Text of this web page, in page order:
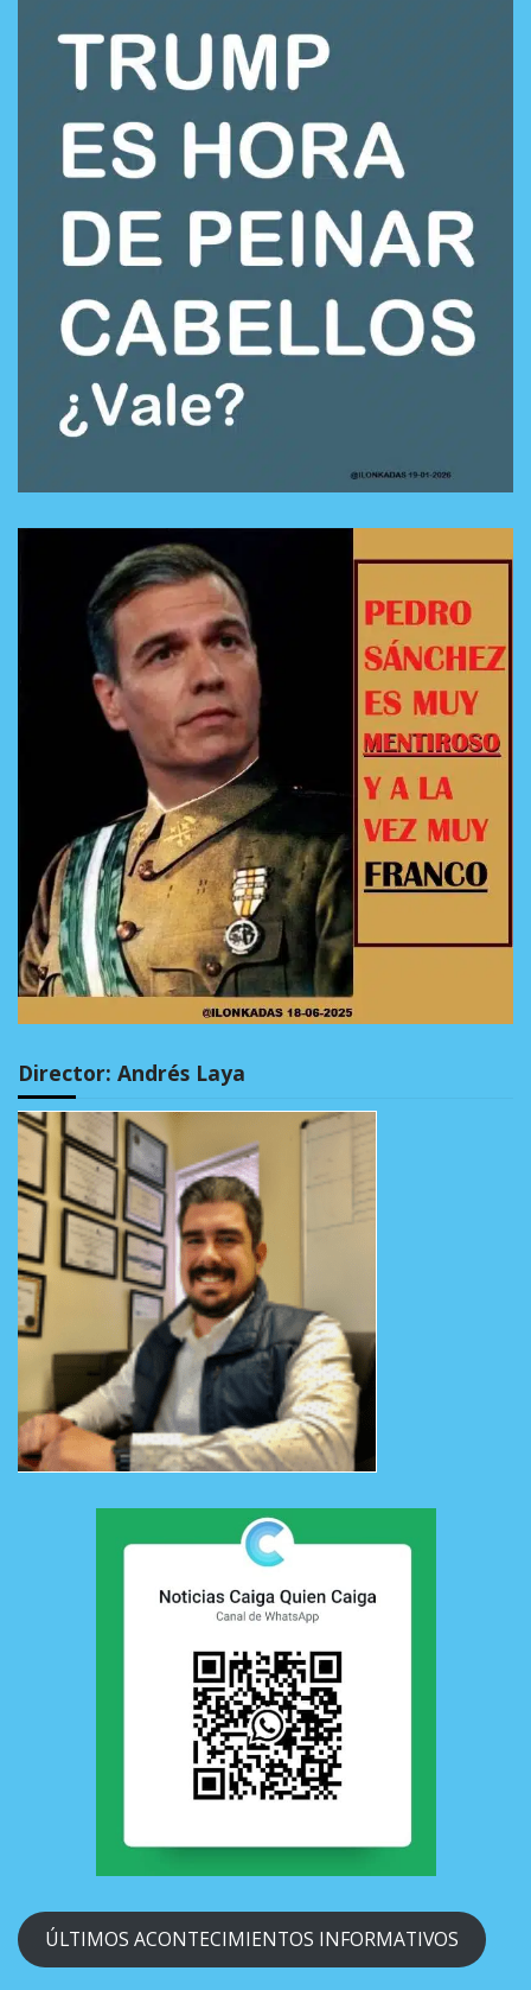
Director: Andrés Laya
ÚLTIMOS ACONTECIMIENTOS INFORMATIVOS